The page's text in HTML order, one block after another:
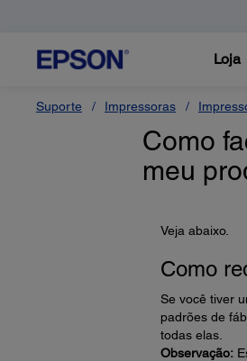
Loja
Suporte Impressoras
Como
meu
Veja abaixo.
Como
Se você tiver
padrões de
todas elas.
Observação: